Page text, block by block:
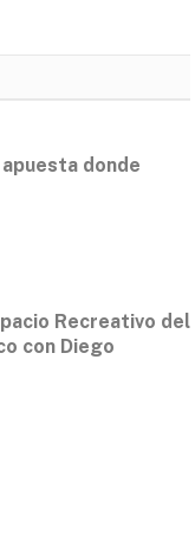
donde
Recreativo del
con Diego